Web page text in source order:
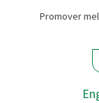
Promover